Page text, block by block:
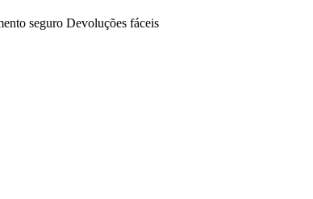
seguro Devoluções fáceis